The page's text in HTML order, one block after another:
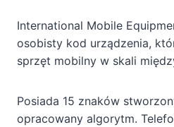
International Mobile
osobisty kod urządzenia,
sprzęt mobilny w skali
Posiada 15 znaków
opracowany algorytm.